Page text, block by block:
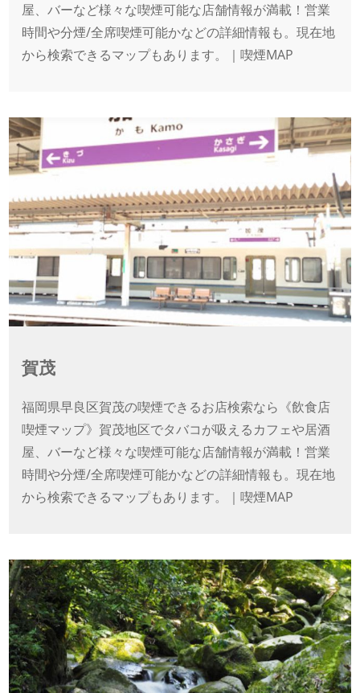
屋、バーなど様々な喫煙可能な店舗情報が満載！営業
時間や分煙/全席喫煙可能かなどの詳細情報も。現在地
から検索できるマップもあります。｜喫煙MAP
賀茂
福岡県早良区賀茂の喫煙できるお店検索なら《飲食店
喫煙マップ》賀茂地区でタバコが吸えるカフェや居酒
屋、バーなど様々な喫煙可能な店舗情報が満載！営業
時間や分煙/全席喫煙可能かなどの詳細情報も。現在地
から検索できるマップもあります。｜喫煙MAP